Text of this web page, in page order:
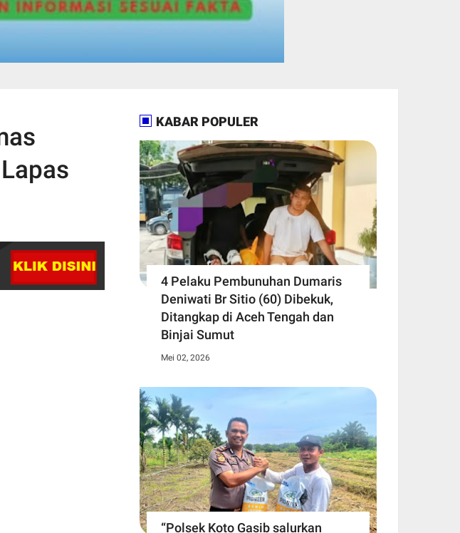
KABAR POPULER
4 Pelaku Pembunuhan Dumaris
Deniwati Br Sitio (60) ‎Dibekuk,
Ditangkap di Aceh Tengah ‎dan
Binjai Sumut
Mei 02, 2026
“Polsek Koto Gasib salurkan